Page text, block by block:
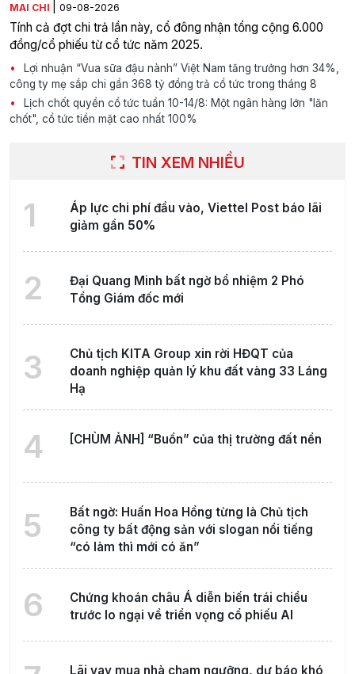
MAI CHI 09-08-2026
Tính cả đợt chi trả lần này, cổ đông nhận tổng cộng 6.000
đồng/cổ phiếu từ cổ tức năm 2025.
Lợi nhuận “Vua sữa đậu nành” Việt Nam tăng trưởng hơn 34%,
công ty mẹ sắp chi gần 368 tỷ đồng trả cổ tức trong tháng 8
Lịch chốt quyền cổ tức tuần 10-14/8: Một ngân hàng lớn "lăn
chốt", cổ tức tiền mặt cao nhất 100%
TIN XEM NHIỀU
1
Áp lực chi phí đầu vào, Viettel Post báo lãi
giảm gần 50%
2
Đại Quang Minh bất ngờ bổ nhiệm 2 Phó
Tổng Giám đốc mới
3
Chủ tịch KITA Group xin rời HĐQT của
doanh nghiệp quản lý khu đất vàng 33 Láng
Hạ
4 [CHÙM ẢNH] “Buồn” của thị trường đất nền
5
Bất ngờ: Huấn Hoa Hồng từng là Chủ tịch
công ty bất động sản với slogan nổi tiếng
“có làm thì mới có ăn”
6
Chứng khoán châu Á diễn biến trái chiều
trước lo ngại về triển vọng cổ phiếu AI
Lãi vay mua nhà chạm ngưỡng, dự báo khó